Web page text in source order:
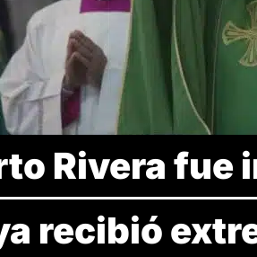
Rivera fue
recibió